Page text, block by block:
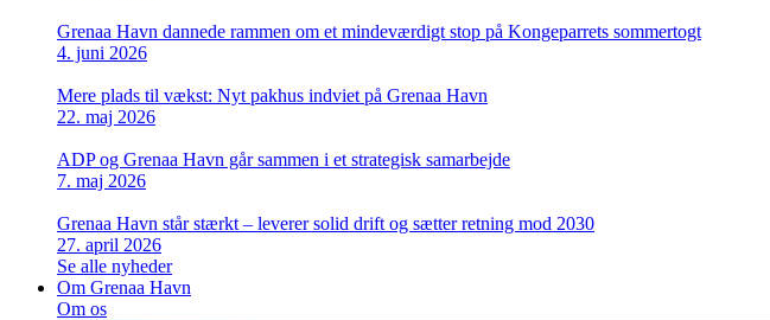
Grenaa Havn dannede rammen om et mindeværdigt stop på Kongeparrets sommertogt
4. juni 2026
Mere plads til vækst: Nyt pakhus indviet på Grenaa Havn
22. maj 2026
ADP og Grenaa Havn går sammen i et strategisk samarbejde
7. maj 2026
Grenaa Havn står stærkt – leverer solid drift og sætter retning mod 2030
27. april 2026
Se alle nyheder
Om Grenaa Havn
Om os